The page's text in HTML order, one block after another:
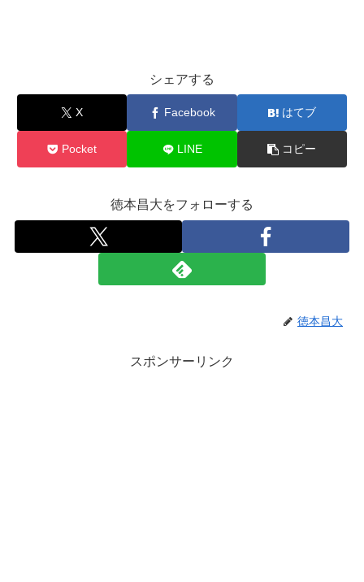
シェアする
X Facebook はてブ
Pocket LINE コピー
徳本昌大をフォローする
徳本昌大
スポンサーリンク